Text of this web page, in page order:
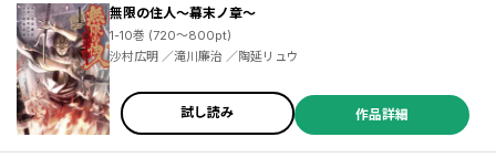
無限の住人～幕末ノ章～
1-10巻 (720～800pt)
沙村広明 ／滝川廉治 ／陶延リュウ
試し読み 作品詳細